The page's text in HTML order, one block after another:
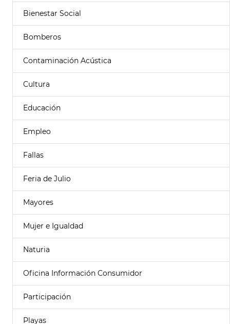
Bienestar Social
Bomberos
Contaminación Acústica
Cultura
Educación
Empleo
Fallas
Feria de Julio
Mayores
Mujer e Igualdad
Naturia
Oficina Información Consumidor
Participación
Playas